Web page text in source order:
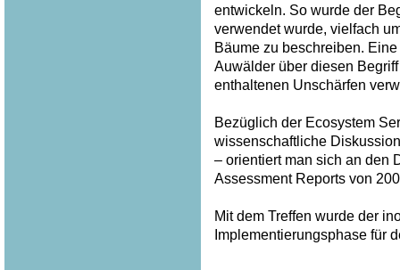
entwickeln. So wurde der
verwendet wurde, vielfach
Bäume zu beschreiben.
Auwälder über diesen
enthaltenen Unschärfen
Bezüglich der Ecosystem
wissenschaftliche
– orientiert man sich an den
Assessment Reports von
Mit dem Treffen wurde der
Implementierungsphase für